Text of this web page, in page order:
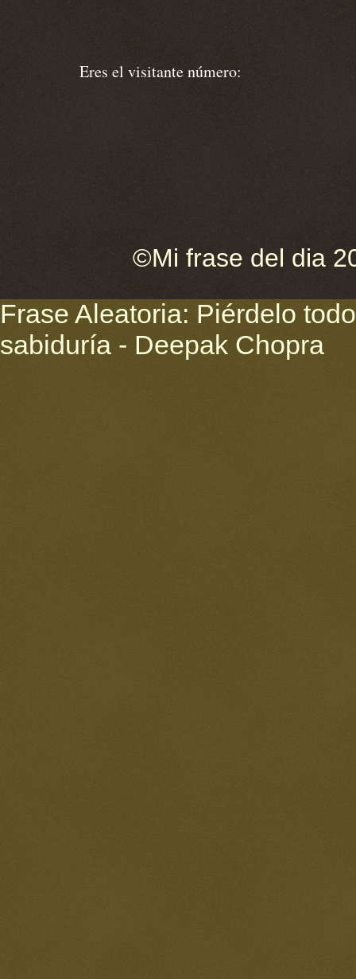
Eres el visitante número:
©Mi frase del dia
Frase Aleatoria: Piérdelo
sabiduría - Deepak Chopra